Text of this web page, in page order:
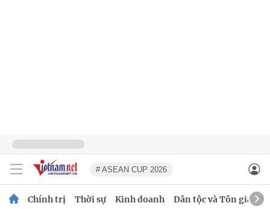
# ASEAN CUP 2026
Chính trị Thời sự Kinh doanh Dân tộc và Tôn giáo